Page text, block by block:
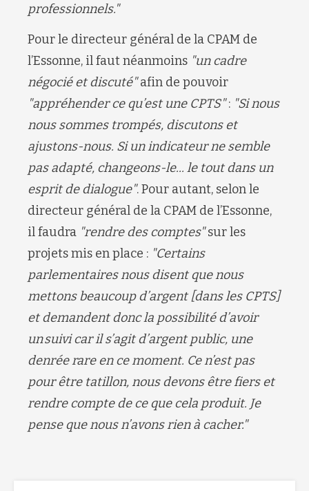
professionnels."
Pour le directeur général de la CPAM de
l’Essonne, il faut néanmoins "un cadre
négocié et discuté"afin de pouvoir
"appréhender ce qu’est une CPTS": "Si nous
nous sommes trompés, discutons et
ajustons-nous. Si un indicateur ne semble
pas adapté, changeons-le... le tout dans un
esprit de dialogue". Pour autant, selon le
directeur général de la CPAM de l’Essonne,
il faudra "rendre des comptes"sur les
projets mis en place : "Certains
parlementaires nous disent que nous
mettons beaucoup d’argent [dans les CPTS]
et demandent donc la possibilité d’avoir
un suivi car il s’agit d’argent public, une
denrée rare en ce moment. Ce n’est pas
pour être tatillon, nous devons être fiers et
rendre compte de ce que cela produit. Je
pense que nous n’avons rien à cacher."